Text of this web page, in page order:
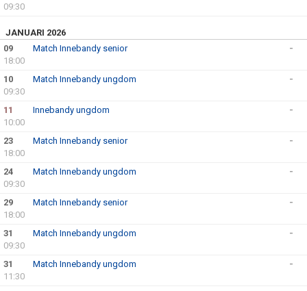
09:30
JANUARI 2026
09
18:00
Match Innebandy senior -
10
09:30
Match Innebandy ungdom -
11
10:00
Innebandy ungdom -
23
18:00
Match Innebandy senior -
24
09:30
Match Innebandy ungdom -
29
18:00
Match Innebandy senior -
31
09:30
Match Innebandy ungdom -
31
11:30
Match Innebandy ungdom -